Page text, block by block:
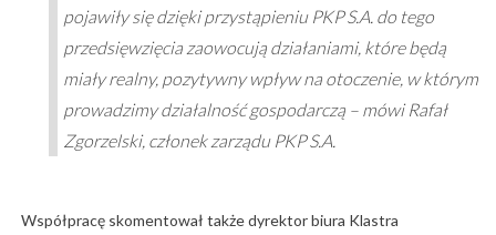
pojawiły się dzięki przystąpieniu PKP S.A. do tego
przedsięwzięcia zaowocują działaniami, które będą
miały realny, pozytywny wpływ na otoczenie, w którym
prowadzimy działalność gospodarczą – mówi Rafał
Zgorzelski, członek zarządu PKP S.A.
Współpracę skomentował także dyrektor biura Klastra